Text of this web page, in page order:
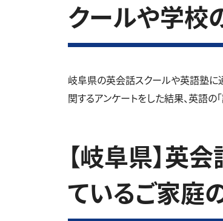
クールや学校
岐阜県の英会話スクールや英語塾に
関するアンケートをした結果、英語の
【岐阜県】英
ているご家庭